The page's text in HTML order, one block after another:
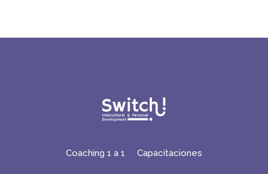
Coaching 1 a 1 Capacitaciones